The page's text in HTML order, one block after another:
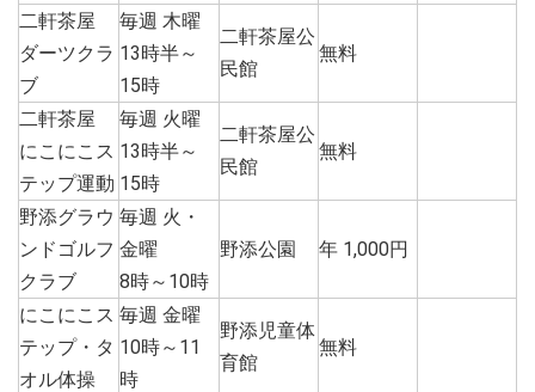
二軒茶屋
ダーツクラ
ブ
毎週 木曜
13時半～
15時
二軒茶屋公
民館
無料
二軒茶屋
にこにこス
テップ運動
毎週 火曜
13時半～
15時
二軒茶屋公
民館
無料
野添グラウ
ンドゴルフ
クラブ
毎週 火・
金曜
8時～10時
野添公園 年 1,000円
にこにこス
テップ・タ
オル体操
毎週 金曜
10時～11
時
野添児童体
育館
無料